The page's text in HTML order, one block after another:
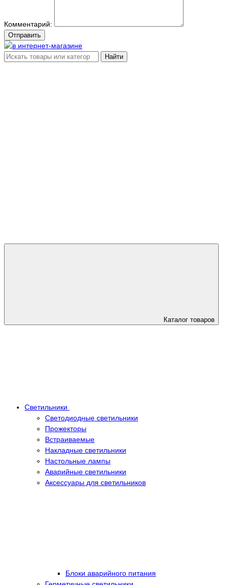
Комментарий:
Отправить
Найти
Каталог товаров
Светильники
Светодиодные светильники
Прожекторы
Встраиваемые
Накладные светильники
Настольные лампы
Аварийные светильники
Аксессуары для светильников
Блоки аварийного питания